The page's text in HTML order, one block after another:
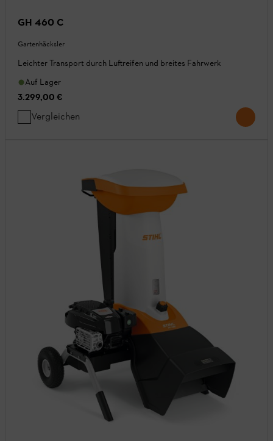
GH 460 C
Gartenhäcksler
Leichter Transport durch Luftreifen und breites Fahrwerk
Auf Lager
3.299,00 €
Vergleichen